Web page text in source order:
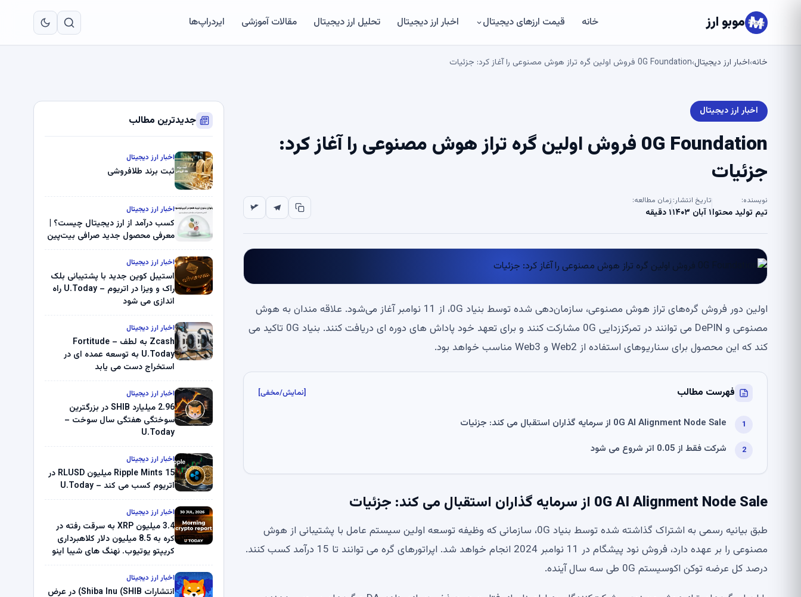
موبو ارز خانه قیمت ارزهای دیجیتال اخبار ارز دیجیتال تحلیل ارز دیجیتال مقالات آموزشی ایردراپ‌ها
خانه›اخبار ارز دیجیتال›0G Foundation فروش اولین گره تراز هوش مصنوعی را آغاز کرد: جزئیات
اخبار ارز دیجیتال
0G Foundation فروش اولین گره تراز هوش مصنوعی را آغاز کرد:
جزئیات
نویسنده:
تیم تولید محتوا
تاریخ انتشار:
۱ آبان ۱۴۰۳
زمان مطالعه:
۱ دقیقه
اولین دور فروش گره‌های تراز هوش مصنوعی، سازمان‌دهی شده توسط بنیاد 0G، از 11 نوامبر آغاز می‌شود. علاقه مندان به هوش
مصنوعی و DePIN می توانند در تمرکززدایی 0G مشارکت کنند و برای تعهد خود پاداش های دوره ای دریافت کنند. بنیاد 0G تاکید می
کند که این محصول برای سناریوهای استفاده از Web2 و Web3 مناسب خواهد بود.
فهرست مطالب [نمایش/مخفی]
0G AI Alignment Node Sale از سرمایه گذاران استقبال می کند: جزئیات
شرکت فقط از 0.05 اتر شروع می شود
0G AI Alignment Node Sale از سرمایه گذاران استقبال می کند: جزئیات
طبق بیانیه رسمی به اشتراک گذاشته شده توسط بنیاد 0G، سازمانی که وظیفه توسعه اولین سیستم عامل با پشتیبانی از هوش
مصنوعی را بر عهده دارد، فروش نود پیشگام در 11 نوامبر 2024 انجام خواهد شد. اپراتورهای گره می توانند تا 15 درآمد کسب کنند.
درصد کل عرضه توکن اکوسیستم 0G طی سه سال آینده.
جدیدترین مطالب
اخبار ارز دیجیتال
ثبت برند طلافروشی
اخبار ارز دیجیتال
کسب درآمد از ارز دیجیتال چیست؟ |
معرفی محصول جدید صرافی بیت‌پین
اخبار ارز دیجیتال
استیبل کوین جدید با پشتیبانی بلک
راک و ویزا در اتریوم – U.Today راه
اندازی می شود
اخبار ارز دیجیتال
Zcash به لطف Fortitude –
U.Today به توسعه عمده ای در
استخراج دست می یابد
اخبار ارز دیجیتال
2.96 میلیارد SHIB در بزرگترین
سوختگی هفتگی سال سوخت –
U.Today
اخبار ارز دیجیتال
Ripple Mints 15 میلیون RLUSD در
اتریوم کسب می کند – U.Today
اخبار ارز دیجیتال
3.4 میلیون XRP به سرقت رفته در
کره به 8.5 میلیون دلار کلاهبرداری
کریپتو یوتیوب. نهنگ های شیبا اینو
میلیون دلار U-Turn در بیت کوین را
اخبار ارز دیجیتال
انتشارات Shiba Inu (SHIB) در عرض